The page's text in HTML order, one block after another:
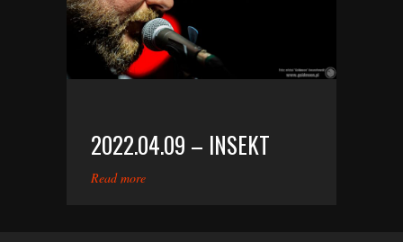
2022.04.09 – INSEKT
Read more